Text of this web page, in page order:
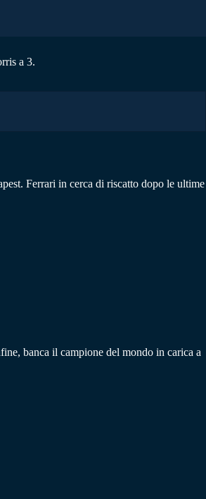
a 3.
Ferrari in cerca di riscatto dopo le ultime
banca il campione del mondo in carica a